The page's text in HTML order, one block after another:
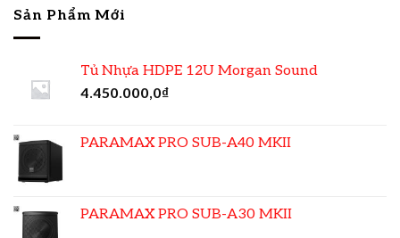
Sản Phẩm Mới
Tủ Nhựa HDPE 12U Morgan Sound
4.450.000,0₫
PARAMAX PRO SUB-A40 MKII
PARAMAX PRO SUB-A30 MKII